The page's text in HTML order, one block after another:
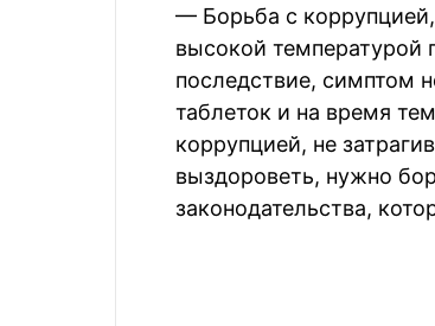
— Борьба с коррупцией,
высокой температурой
последствие, симптом
таблеток и на время
коррупцией, не
выздороветь, нужно
законодательства,